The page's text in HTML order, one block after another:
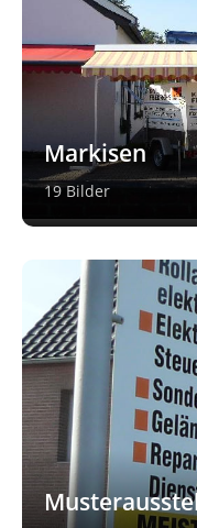
Markisen
19 Bilder